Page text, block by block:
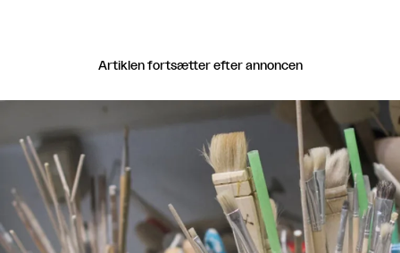
Artiklen fortsætter efter annoncen